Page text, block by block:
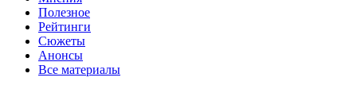
Полезное
Рейтинги
Сюжеты
Анонсы
Все материалы